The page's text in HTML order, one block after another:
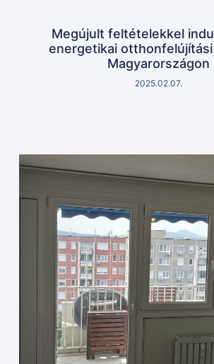
Megújult feltételekkel
energetikai
Magyarországon
2025.02.07.